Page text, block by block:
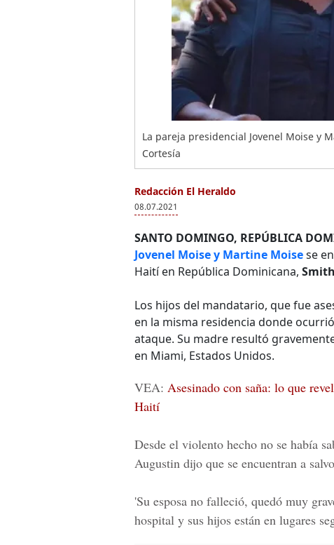
La pareja presidencial Jovenel Moise y
Cortesía
Redacción El Heraldo
08.07.2021
SANTO DOMINGO, REPÚBLICA
Jovenel Moise y Martine Moisese
Haití en República Dominicana,
Los hijos del mandatario, que fue
en la misma residencia donde
ataque. Su madre resultó
en Miami, Estados Unidos.
VEA: Asesinado con saña: lo que
Haití
Desde el violento hecho no se había
Augustin dijo que se encuentran a
'Su esposa no falleció, quedó muy
hospital y sus hijos están en lugares